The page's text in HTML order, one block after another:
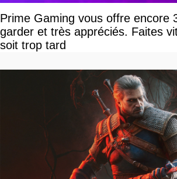
Prime Gaming vous offre encore
garder et très appréciés. Faites
soit trop tard